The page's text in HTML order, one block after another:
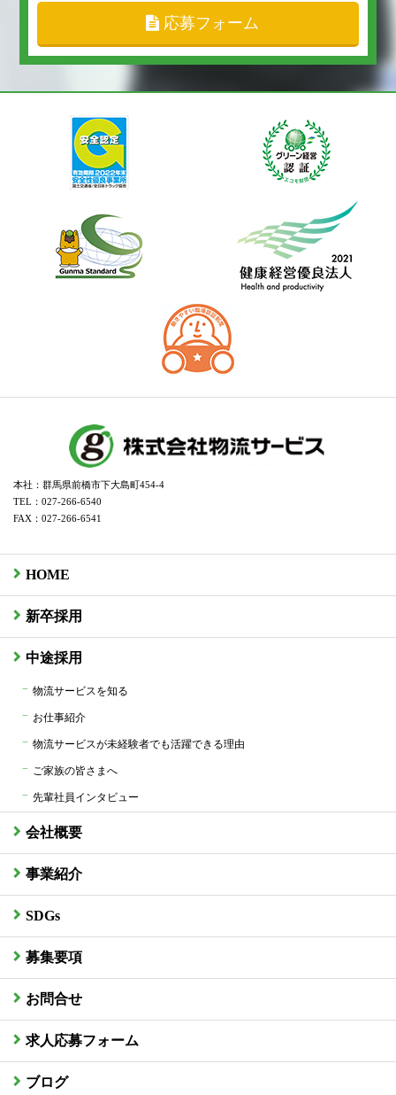
応募フォーム
本社：群馬県前橋市下大島町454-4
TEL：027-266-6540
FAX：027-266-6541
HOME
新卒採用
中途採用
物流サービスを知る
お仕事紹介
物流サービスが未経験者でも活躍できる理由
ご家族の皆さまへ
先輩社員インタビュー
会社概要
事業紹介
SDGs
募集要項
お問合せ
求人応募フォーム
ブログ